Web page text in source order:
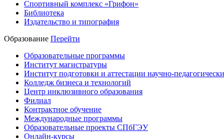
Спортивный комплекс «Грифон»
Библиотека
Издательство и типография
Образование Перейти
Образовательные программы
Институт магистратуры
Институт подготовки и аттестации научно-
Колледж бизнеса и технологий
Центр инклюзивного образования
Филиал
Контрактное обучение
Международные программы
Образовательные проекты СПбГЭУ
Онлайн-курсы